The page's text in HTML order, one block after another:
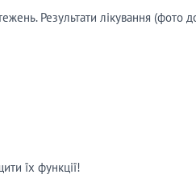
Результати лікування (фото
їх функції!⠀